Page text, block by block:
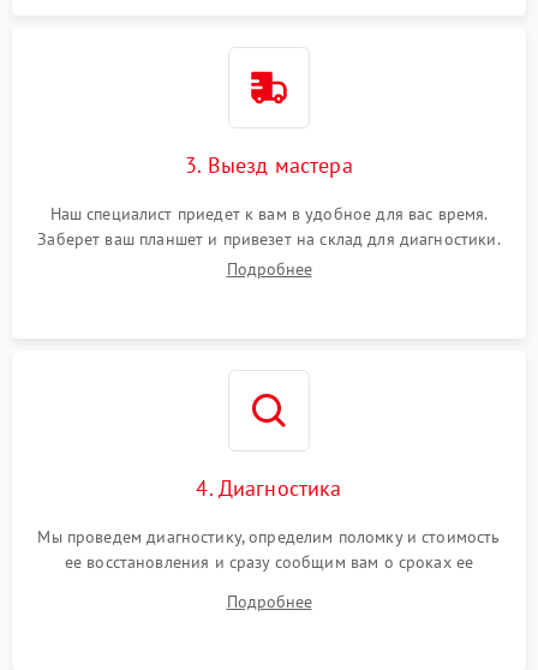
3. Выезд мастера
Наш специалист приедет к вам в удобное для вас время.
Заберет ваш планшет и привезет на склад для диагностики.
Подробнее
4. Диагностика
Мы проведем диагностику, определим поломку и стоимость
ее восстановления и сразу сообщим вам о сроках ее
Подробнее